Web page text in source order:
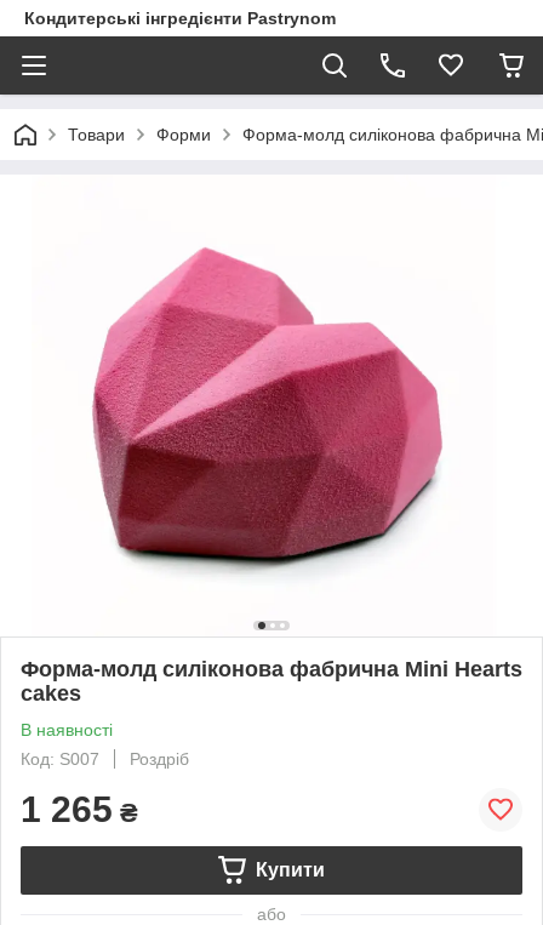
Кондитерські інгредієнти Pastrynom
Товари Форми Форма-молд силіконова фабрична
Форма-молд силіконова фабрична Mini Hearts
cakes
В наявності
Код: S007
Роздріб
1 265 ₴
Купити
або